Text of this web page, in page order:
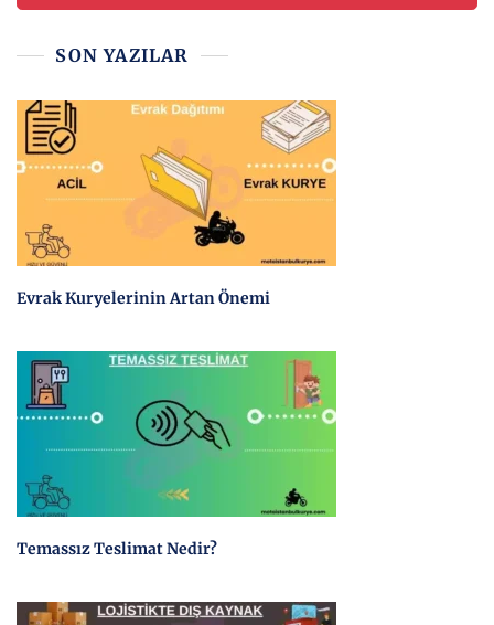
SON YAZILAR
Evrak Kuryelerinin Artan Önemi
Temassız Teslimat Nedir?